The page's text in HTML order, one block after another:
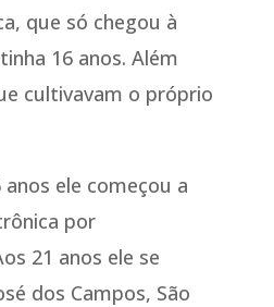
que só chegou à
16 anos. Além
cultivavam o próprio
ele começou a
por
21 anos ele se
dos Campos, São